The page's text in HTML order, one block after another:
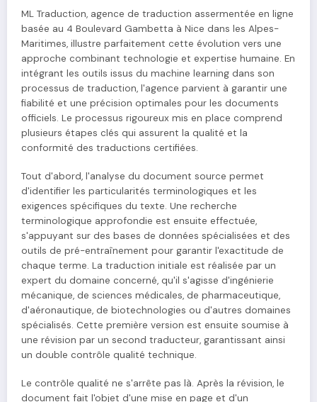
ML Traduction, agence de traduction assermentée en ligne
basée au 4 Boulevard Gambetta à Nice dans les Alpes-
Maritimes, illustre parfaitement cette évolution vers une
approche combinant technologie et expertise humaine. En
intégrant les outils issus du machine learning dans son
processus de traduction, l'agence parvient à garantir une
fiabilité et une précision optimales pour les documents
officiels. Le processus rigoureux mis en place comprend
plusieurs étapes clés qui assurent la qualité et la
conformité des traductions certifiées.
Tout d'abord, l'analyse du document source permet
d'identifier les particularités terminologiques et les
exigences spécifiques du texte. Une recherche
terminologique approfondie est ensuite effectuée,
s'appuyant sur des bases de données spécialisées et des
outils de pré-entraînement pour garantir l'exactitude de
chaque terme. La traduction initiale est réalisée par un
expert du domaine concerné, qu'il s'agisse d'ingénierie
mécanique, de sciences médicales, de pharmaceutique,
d'aéronautique, de biotechnologies ou d'autres domaines
spécialisés. Cette première version est ensuite soumise à
une révision par un second traducteur, garantissant ainsi
un double contrôle qualité technique.
Le contrôle qualité ne s'arrête pas là. Après la révision, le
document fait l'objet d'une mise en page et d'un